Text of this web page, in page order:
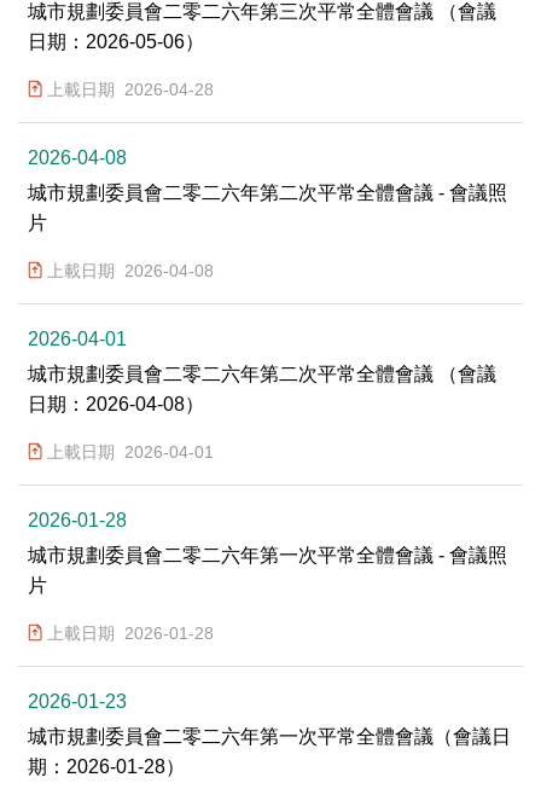
城市規劃委員會二零二六年第三次平常全體會議 （會議
日期：2026-05-06）
上載日期 2026-04-28
2026-04-08
城市規劃委員會二零二六年第二次平常全體會議 - 會議照
片
上載日期 2026-04-08
2026-04-01
城市規劃委員會二零二六年第二次平常全體會議 （會議
日期：2026-04-08）
上載日期 2026-04-01
2026-01-28
城市規劃委員會二零二六年第一次平常全體會議 - 會議照
片
上載日期 2026-01-28
2026-01-23
城市規劃委員會二零二六年第一次平常全體會議（會議日
期：2026-01-28）